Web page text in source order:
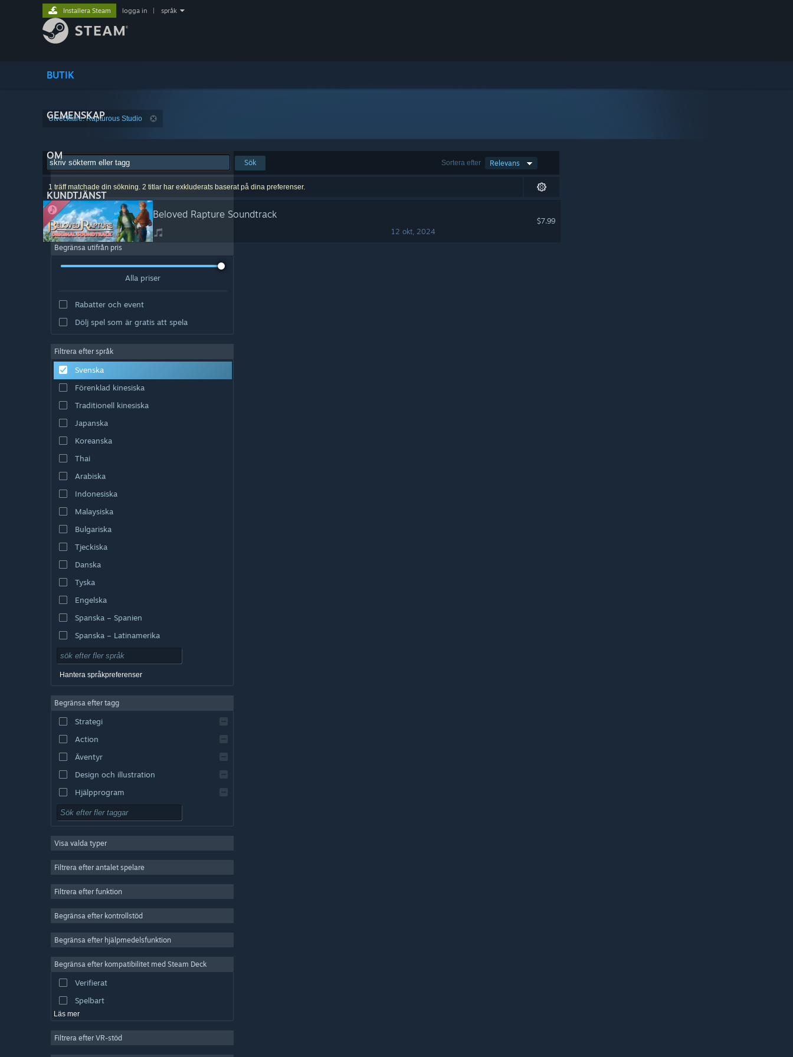
BUTIK
GEMENSKAP
OM
KUNDTJÄNST
Installera Steam logga in språk
Utvecklare: Rapturous Studio
Sortera efter Relevans
Sök
1 träff matchade din sökning. 2 titlar har exkluderats baserat på dina preferenser.
Beloved Rapture Soundtrack
12 okt, 2024
$7.99
Begränsa utifrån pris
Alla priser
Rabatter och event
Dölj spel som är gratis att spela
Filtrera efter språk
Svenska
Förenklad kinesiska
Traditionell kinesiska
Japanska
Koreanska
Thai
Arabiska
Indonesiska
Malaysiska
Bulgariska
Tjeckiska
Danska
Tyska
Engelska
Spanska – Spanien
Spanska – Latinamerika
Hantera språkpreferenser
Begränsa efter tagg
Strategi
Action
Äventyr
Design och illustration
Hjälpprogram
Gratis att spela
MMO
Indie
Simulering
Videoproduktion
Bildredigering
Visa valda typer
Filtrera efter antalet spelare
Filtrera efter funktion
Begränsa efter kontrollstöd
Begränsa efter hjälpmedelsfunktion
Begränsa efter kompatibilitet med Steam Deck
Verifierat
Spelbart
Läs mer
Filtrera efter VR-stöd